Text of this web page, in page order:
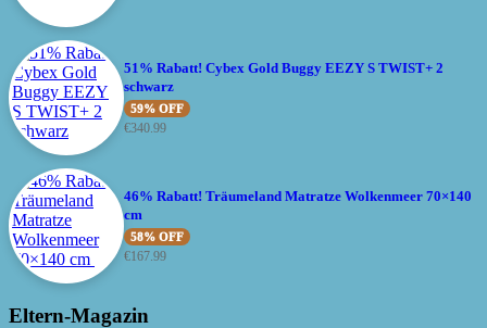
51% Rabatt! Cybex Gold Buggy EEZY S TWIST+ 2
schwarz
59% OFF
€340.99
46% Rabatt! Träumeland Matratze Wolkenmeer 70×140
cm
58% OFF
€167.99
Eltern-Magazin